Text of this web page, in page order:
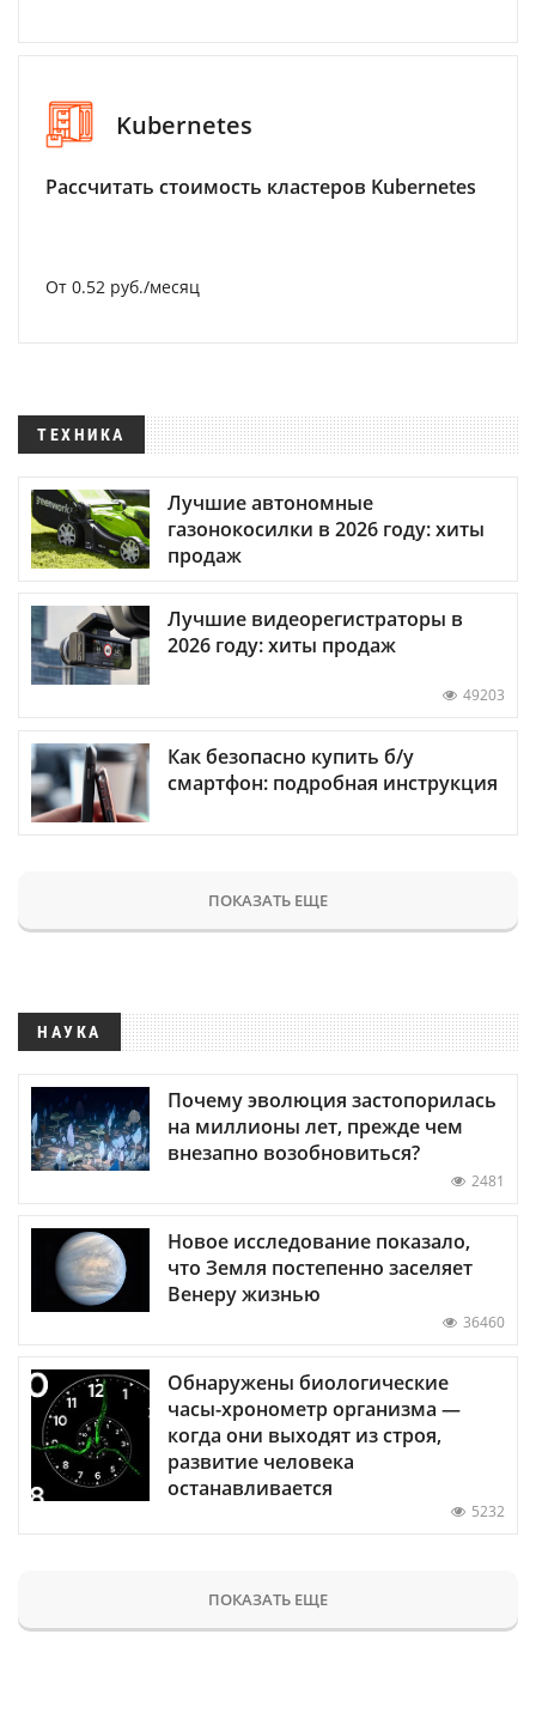
Kubernetes
Рассчитать стоимость кластеров Kubernetes
От 0.52 руб./месяц
ТЕХНИКА
Лучшие автономные
газонокосилки в 2026 году: хиты
продаж
Лучшие видеорегистраторы в
2026 году: хиты продаж
49203
Как безопасно купить б/у
смартфон: подробная инструкция
ПОКАЗАТЬ ЕЩЕ
НАУКА
Почему эволюция застопорилась
на миллионы лет, прежде чем
внезапно возобновиться?
2481
Новое исследование показало,
что Земля постепенно заселяет
Венеру жизнью
36460
Обнаружены биологические
часы-хронометр организма —
когда они выходят из строя,
развитие человека
останавливается
5232
ПОКАЗАТЬ ЕЩЕ